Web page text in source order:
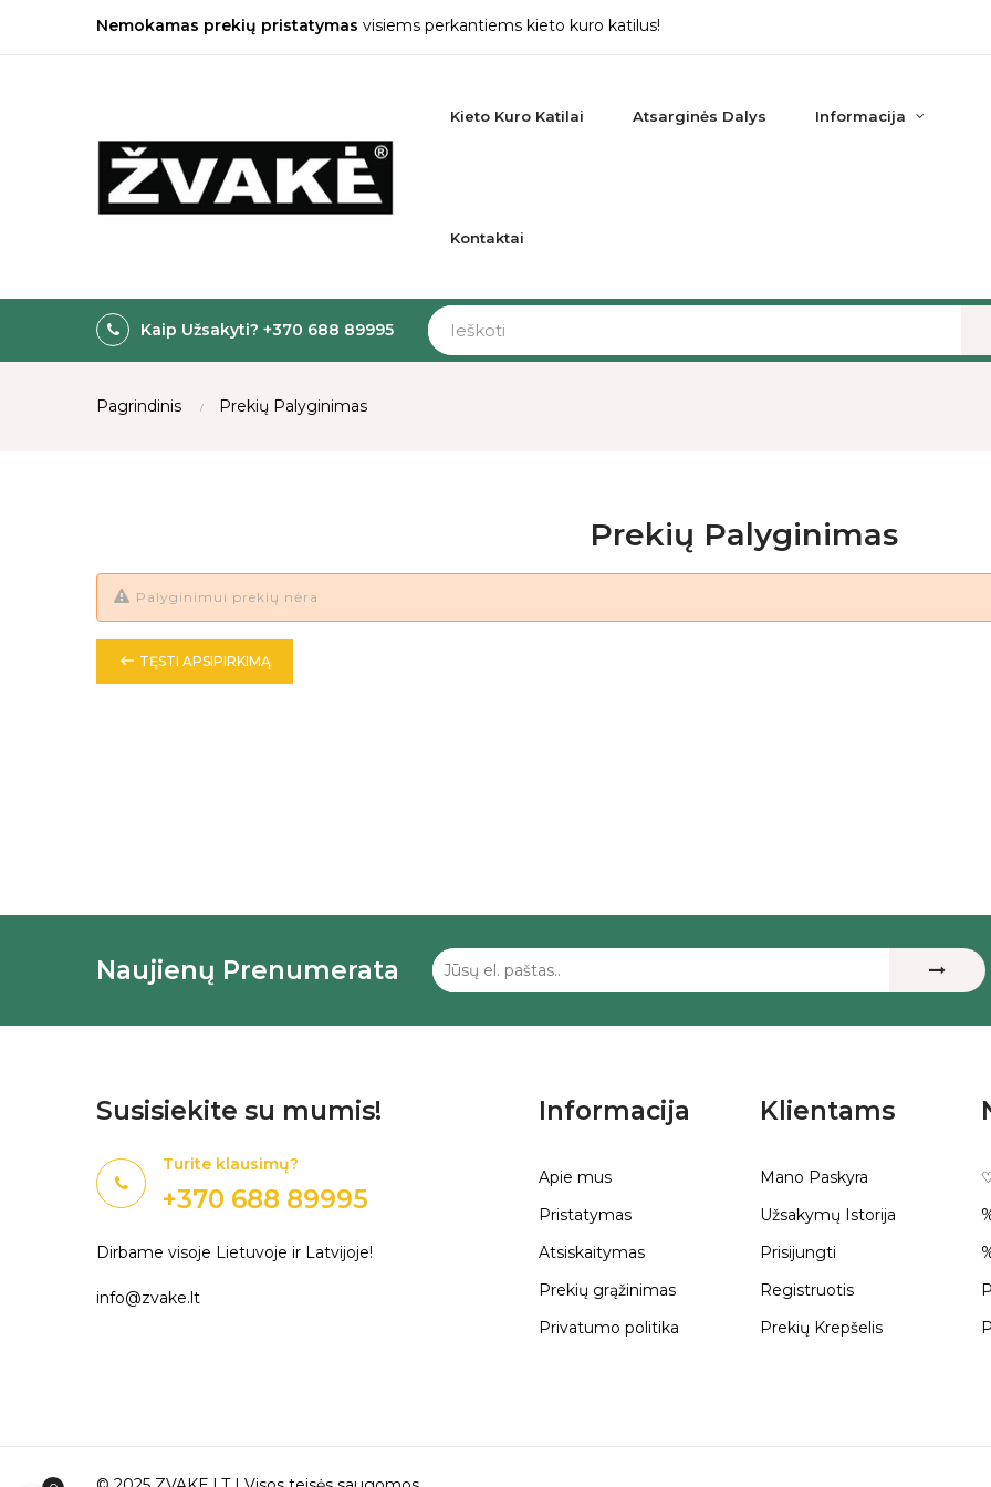
Nemokamas prekių pristatymas visiems perkantiems kieto kuro katilus!
Kieto Kuro Katilai Atsarginės Dalys Informacija
Kontaktai
Kaip Užsakyti? +370 688 89995
Pagrindinis Prekių Palyginimas
Prekių Palyginimas
Palyginimui prekių nėra
 TĘSTI APSIPIRKIMĄ
Naujienų Prenumerata
Susisiekite su mumis!
Turite klausimų?
+370 688 89995
Dirbame visoje Lietuvoje ir Latvijoje!
info@zvake.lt
Informacija
Apie mus
Pristatymas
Atsiskaitymas
Prekių grąžinimas
Privatumo politika
Klientams
Mano Paskyra
Užsakymų Istorija
Prisijungti
Registruotis
Prekių Krepšelis